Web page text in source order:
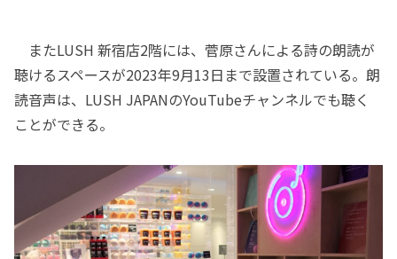
またLUSH 新宿店2階には、菅原さんによる詩の朗読が
聴けるスペースが2023年9月13日まで設置されている。朗
読音声は、LUSH JAPANのYouTubeチャンネルでも聴く
ことができる。